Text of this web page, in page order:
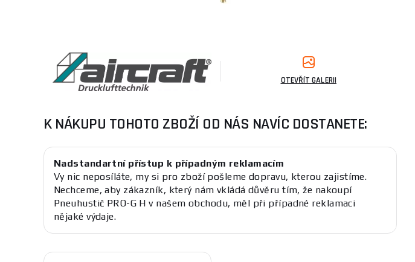
OTEVŘÍT GALERII
K NÁKUPU TOHOTO ZBOŽÍ OD NÁS NAVÍC DOSTANETE:
Nadstandartní přístup k případným reklamacím
Vy nic neposíláte, my si pro zboží pošleme dopravu, kterou zajistíme.
Nechceme, aby zákazník, který nám vkládá důvěru tím, že nakoupí
Pneuhustič PRO-G H v našem obchodu, měl při případné reklamaci
nějaké výdaje.